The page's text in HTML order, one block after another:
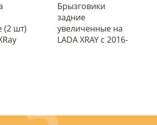
(2 шт)
Брызговики
задние
увеличенные на
LADA XRAY с 2016-